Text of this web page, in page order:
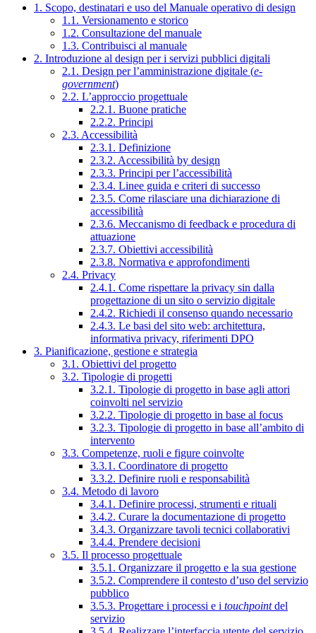
1. Scopo, destinatari e uso del Manuale operativo di design
1.1. Versionamento e storico
1.2. Consultazione del manuale
1.3. Contribuisci al manuale
2. Introduzione al design per i servizi pubblici digitali
2.1. Design per l’amministrazione digitale (e-
government)
2.2. L’approccio progettuale
2.2.1. Buone pratiche
2.2.2. Principi
2.3. Accessibilità
2.3.1. Definizione
2.3.2. Accessibilità by design
2.3.3. Principi per l’accessibilità
2.3.4. Linee guida e criteri di successo
2.3.5. Come rilasciare una dichiarazione di
accessibilità
2.3.6. Meccanismo di feedback e procedura di
attuazione
2.3.7. Obiettivi accessibilità
2.3.8. Normativa e approfondimenti
2.4. Privacy
2.4.1. Come rispettare la privacy sin dalla
progettazione di un sito o servizio digitale
2.4.2. Richiedi il consenso quando necessario
2.4.3. Le basi del sito web: architettura,
informativa privacy, riferimenti DPO
3. Pianificazione, gestione e strategia
3.1. Obiettivi del progetto
3.2. Tipologie di progetti
3.2.1. Tipologie di progetto in base agli attori
coinvolti nel servizio
3.2.2. Tipologie di progetto in base al focus
3.2.3. Tipologie di progetto in base all’ambito di
intervento
3.3. Competenze, ruoli e figure coinvolte
3.3.1. Coordinatore di progetto
3.3.2. Definire ruoli e responsabilità
3.4. Metodo di lavoro
3.4.1. Definire processi, strumenti e rituali
3.4.2. Curare la documentazione di progetto
3.4.3. Organizzare tavoli tecnici collaborativi
3.4.4. Prendere decisioni
3.5. Il processo progettuale
3.5.1. Organizzare il progetto e la sua gestione
3.5.2. Comprendere il contesto d’uso del servizio
pubblico
3.5.3. Progettare i processi e i touchpointdel
servizio